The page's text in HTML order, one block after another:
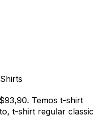
Temos t-shirt
t-shirt regular classic